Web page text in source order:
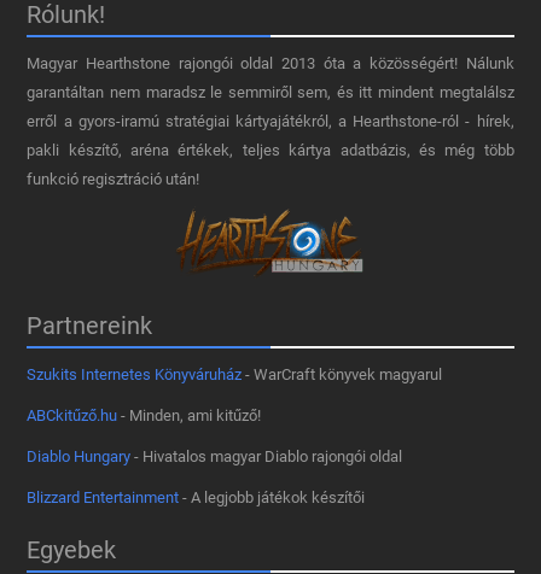
Rólunk!
Magyar Hearthstone​ rajongói oldal 2013 óta a közösségért! Nálunk
garantáltan nem maradsz le semmiről sem, és itt mindent megtalálsz
erről a gyors-iramú stratégiai kártyajátékról, a Hearthstone-ról - hírek,
pakli készítő, aréna értékek, teljes kártya adatbázis, és még több
funkció regisztráció után!
Partnereink
Szukits Internetes Könyváruház - WarCraft könyvek magyarul
ABCkitűző.hu - Minden, ami kitűző!
Diablo Hungary - Hivatalos magyar Diablo rajongói oldal
Blizzard Entertainment - A legjobb játékok készítői
Egyebek